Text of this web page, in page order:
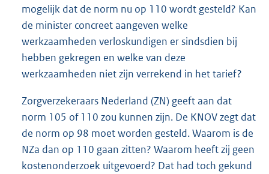
mogelijk dat de norm nu op 110 wordt gesteld? Kan
de minister concreet aangeven welke
werkzaamheden verloskundigen er sindsdien bij
hebben gekregen en welke van deze
werkzaamheden niet zijn verrekend in het tarief?
Zorgverzekeraars Nederland (ZN) geeft aan dat
norm 105 of 110 zou kunnen zijn. De KNOV zegt dat
de norm op 98 moet worden gesteld. Waarom is de
NZa dan op 110 gaan zitten? Waarom heeft zij geen
kostenonderzoek uitgevoerd? Dat had toch gekund